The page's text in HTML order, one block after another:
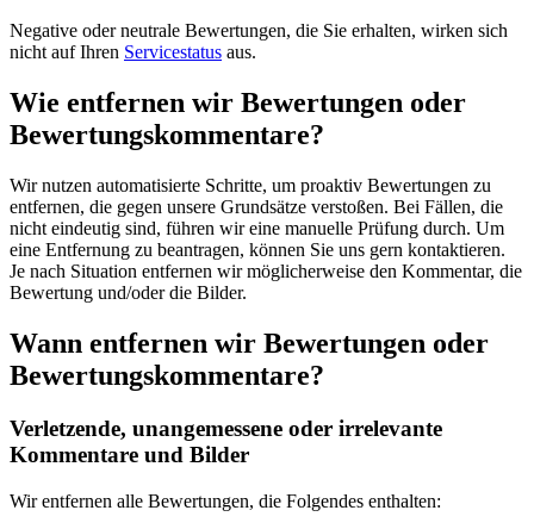
Negative oder neutrale Bewertungen, die Sie erhalten, wirken sich
nicht auf Ihren Servicestatus aus.
Wie entfernen wir Bewertungen oder
Bewertungskommentare?
Wir nutzen automatisierte Schritte, um proaktiv Bewertungen zu
entfernen, die gegen unsere Grundsätze verstoßen. Bei Fällen, die
nicht eindeutig sind, führen wir eine manuelle Prüfung durch. Um
eine Entfernung zu beantragen, können Sie uns gern kontaktieren.
Je nach Situation entfernen wir möglicherweise den Kommentar, die
Bewertung und/oder die Bilder.
Wann entfernen wir Bewertungen oder
Bewertungskommentare?
Verletzende, unangemessene oder irrelevante
Kommentare und Bilder
Wir entfernen alle Bewertungen, die Folgendes enthalten: